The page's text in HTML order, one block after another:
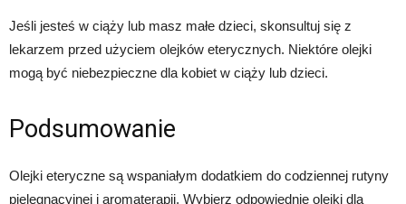
Jeśli jesteś w ciąży lub masz małe dzieci, skonsultuj się z
lekarzem przed użyciem olejków eterycznych. Niektóre olejki
mogą być niebezpieczne dla kobiet w ciąży lub dzieci.
Podsumowanie
Olejki eteryczne są wspaniałym dodatkiem do codziennej rutyny
pielęgnacyjnej i aromaterapii. Wybierz odpowiednie olejki dla